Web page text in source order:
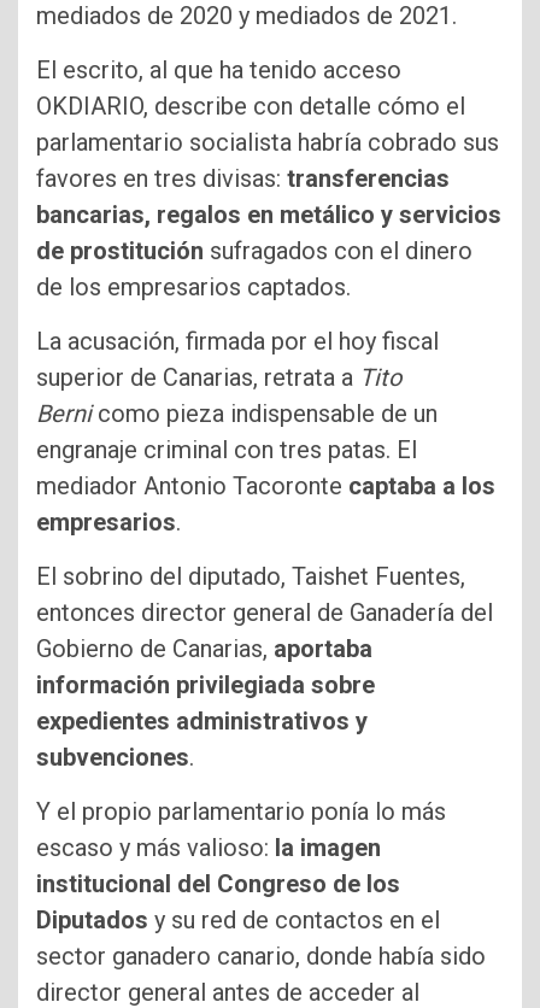
mediados de 2020 y mediados de 2021.
El escrito, al que ha tenido acceso
OKDIARIO, describe con detalle cómo el
parlamentario socialista habría cobrado sus
favores en tres divisas: transferencias
bancarias, regalos en metálico y servicios
de prostitución sufragados con el dinero
de los empresarios captados.
La acusación, firmada por el hoy fiscal
superior de Canarias, retrata a Tito
Bernicomo pieza indispensable de un
engranaje criminal con tres patas. El
mediador Antonio Tacoronte captaba a los
empresarios.
El sobrino del diputado, Taishet Fuentes,
entonces director general de Ganadería del
Gobierno de Canarias, aportaba
información privilegiada sobre
expedientes administrativos y
subvenciones.
Y el propio parlamentario ponía lo más
escaso y más valioso: la imagen
institucional del Congreso de los
Diputados y su red de contactos en el
sector ganadero canario, donde había sido
director general antes de acceder al